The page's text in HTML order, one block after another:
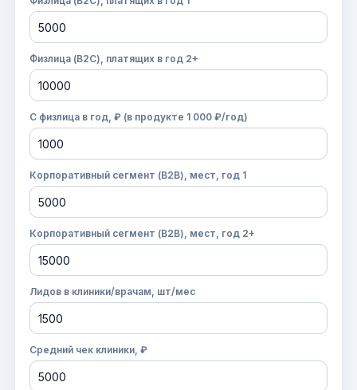
Физлица (B2C), платящих в год 2+
С физлица в год, ₽ (в продукте 1 000 ₽/год)
Корпоративный сегмент (B2B), мест, год 1
Корпоративный сегмент (B2B), мест, год 2+
Лидов в клиники/врачам, шт/мес
Средний чек клиники, ₽